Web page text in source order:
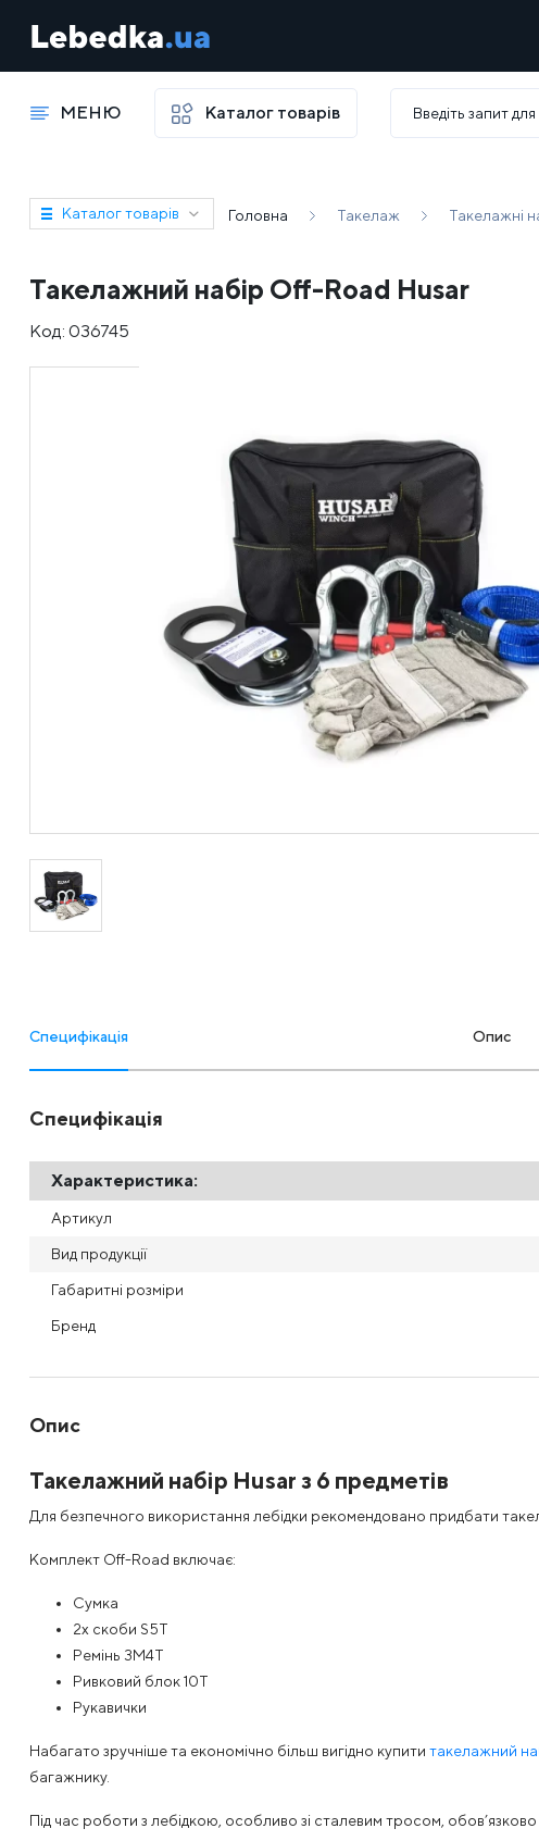
МЕНЮ Каталог товарів
Каталог товарів Головна Такелаж Такелажні
Такелажний набір Off-Road Husar
Код: 036745
Специфікація Опис
Специфікація
Характеристика:
Артикул
Вид продукції
Габаритні розміри
Бренд
Опис
Такелажний набір Husar з 6 предметів
Для безпечного використання лебідки рекомендовано придбати
Комплект Off-Road включає:
Сумка
2x скоби S5T
Ремінь 3M4T
Ривковий блок 10Т
Рукавички
Набагато зручніше та економічно більш вигідно купити такелажний
багажнику.
Під час роботи з лебідкою, особливо зі сталевим тросом,